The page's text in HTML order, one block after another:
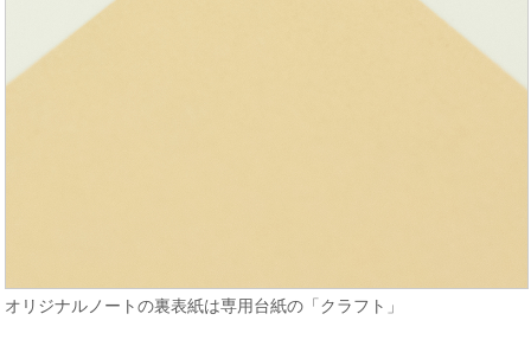
オリジナルノートの裏表紙は専用台紙の「クラフト」